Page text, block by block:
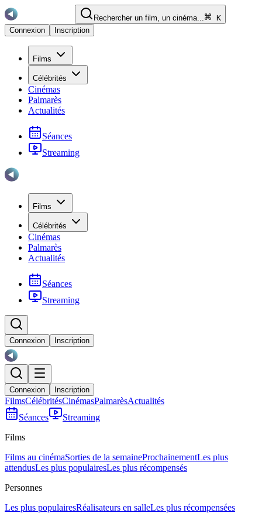
Rechercher un film, un cinéma...
K
Connexion
Inscription
Films
Célébrités
Cinémas
Palmarès
Actualités
Séances
Streaming
Films
Célébrités
Cinémas
Palmarès
Actualités
Séances
Streaming
Connexion Inscription
Connexion Inscription
FilmsCélébritésCinémasPalmarèsActualités
Séances
Streaming
Films
Films au cinémaSorties de la semaineProchainementLes plus
attendusLes plus populairesLes plus récompensés
Personnes
Les plus populairesRéalisateurs en salleLes plus récompensées